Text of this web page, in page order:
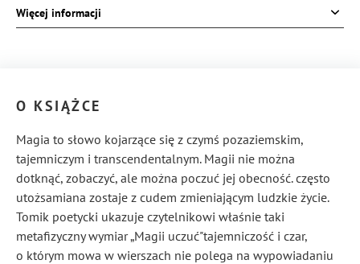
ISBN:
978-83-8126-350-4
Więcej informacji
O KSIĄŻCE
Magia to słowo kojarzące się z czymś pozaziemskim,
tajemniczym i transcendentalnym. Magii nie można
dotknąć, zobaczyć, ale można poczuć jej obecność. często
utożsamiana zostaje z cudem zmieniającym ludzkie życie.
Tomik poetycki ukazuje czytelnikowi właśnie taki
metafizyczny wymiar „Magii uczuć"tajemniczość i czar,
o którym mowa w wierszach nie polega na wypowiadaniu